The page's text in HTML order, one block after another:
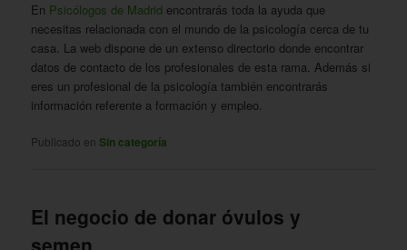
En Psicólogos de Madrid encontrarás toda la ayuda que
necesitas relacionada con el mundo de la psicología cerca de tu
casa. La web dispone de un extenso directorio donde encontrar
datos de contacto de los profesionales de esta rama. Además si
eres un profesional de la psicología también encontrarás
información referente a formación y empleo.
Publicado en Sin categoría
El negocio de donar óvulos y